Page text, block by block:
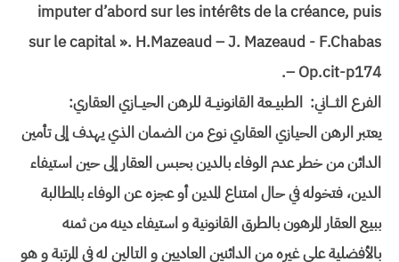
imputer d’abord sur les intérêts de la créance, puis
sur le capital ». H.Mazeaud – J. Mazeaud - F.Chabas
– Op.cit-p174.
الفرع الثـــاني: الطبيــعة القانونيــة للرهن الحيــازي العقاري:
يعتبر الرهن الحيازي العقاري نوع من الضمان الذي يهدف إلى تأمين
الدائن من خطر عدم الوفاء بالدين بحبس العقار إلى حين استيفاء
الدين، فتخوله في حال امتناع المدين أو عجزه عن الوفاء بالمطالبة
ببيع العقار المرهون بالطرق القانونية و استيفاء دينه من ثمنه
بالأفضلية على غيره من الدائنين العاديين و التالين له في المرتبة و هو